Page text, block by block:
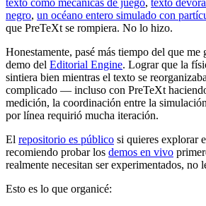
texto como mecánicas de juego, texto
negro, un océano entero simulado con
que PreTeXt se rompiera. No lo hizo.
Honestamente, pasé más tiempo del que me
demo del Editorial Engine. Lograr que la
sintiera bien mientras el texto se
complicado — incluso con PreTeXt
medición, la coordinación entre la
por línea requirió mucha iteración.
El repositorio es público si quieres explorar
recomiendo probar los demos en vivo
realmente necesitan ser experimentados, no
Esto es lo que organicé: